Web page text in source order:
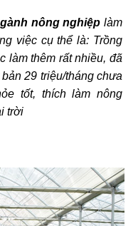
nông nghiệp làm
việc cụ thể là: Trồng
làm thêm rất nhiều, đã
29 triệu/tháng chưa
tốt, thích làm nông
trời